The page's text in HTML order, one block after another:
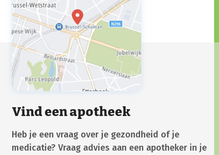
Vind een apotheek
Heb je een vraag over je gezondheid of je
medicatie? Vraag advies aan een apotheker in je